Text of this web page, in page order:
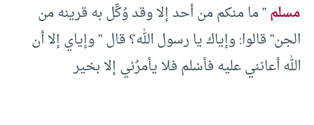
مسلم” ما منكم من أحد إلا وقد وُكِّل به قرينه من
الجن” قالوا: وإياك يا رسول الله؟ قال ” وإياي إلا أن
الله أعانني عليه فأسْلم فلا يأمرُني إلا بخير